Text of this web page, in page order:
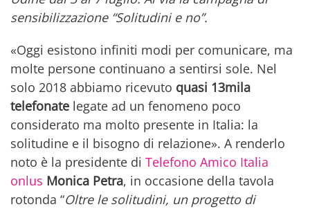
sensibilizzazione “Solitudini e no”.
«Oggi esistono infiniti modi per comunicare, ma
molte persone continuano a sentirsi sole. Nel
solo 2018 abbiamo ricevuto quasi 13mila
telefonate legate ad un fenomeno poco
considerato ma molto presente in Italia: la
solitudine e il bisogno di relazione». A renderlo
noto è la presidente di Telefono Amico Italia
onlus Monica Petra, in occasione della tavola
rotonda “Oltre le solitudini, un progetto di